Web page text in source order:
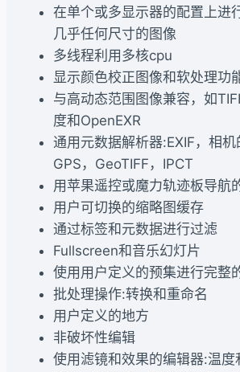
在单个或多显示器的配置上进
几乎任何尺寸的图像
多线程利用多核cpu
显示颜色校正图像和软处理功
与高动态范围图像兼容，如
度和OpenEXR
通用元数据解析器:EXIF，相机
GPS，GeoTIFF，IPCT
用苹果遥控或魔力轨迹板导航
用户可切换的缩略图缓存
通过标签和元数据进行过滤
Fullscreen和音乐幻灯片
使用用户定义的预集进行完整
批处理操作:转换和重命名
用户定义的地方
非破坏性编辑
使用滤镜和效果的编辑器:温度